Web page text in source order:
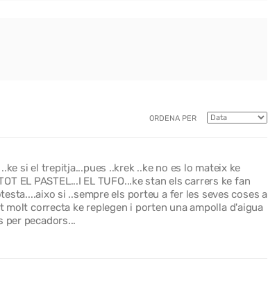
ORDENA PER
si el trepitja...pues ..krek ..ke no es lo mateix ke
EL PASTEL...I EL TUFO...ke stan els carrers ke fan
si ..sempre els porteu a fer les seves coses a
molt correcta ke replegen i porten una ampolla d'aigua
per pecadors...